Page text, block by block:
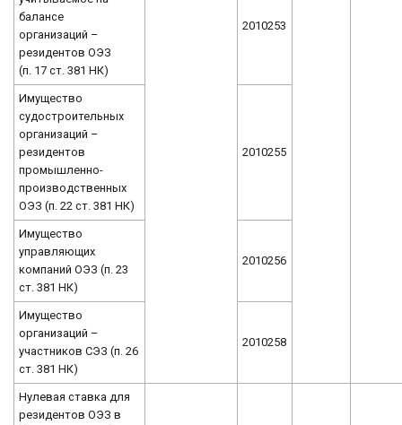
балансе
организаций –
резидентов ОЭЗ
(п. 17 ст. 381 НК)
2010253
Имущество
судостроительных
организаций –
резидентов
промышленно-
производственных
ОЭЗ (п. 22 ст. 381 НК)
2010255
Имущество
управляющих
компаний ОЭЗ (п. 23
ст. 381 НК)
2010256
Имущество
организаций –
участников СЭЗ (п. 26
ст. 381 НК)
2010258
Нулевая ставка для
резидентов ОЭЗ в